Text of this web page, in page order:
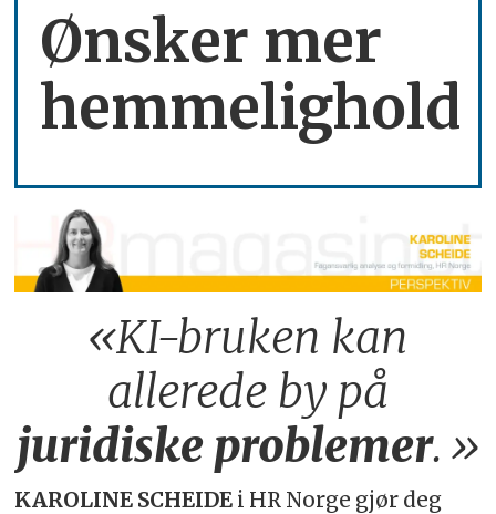
Ønsker mer
hemmelighold
«KI-bruken kan
allerede by på
juridiske problemer.»
KAROLINE SCHEIDE i HR Norge gjør deg